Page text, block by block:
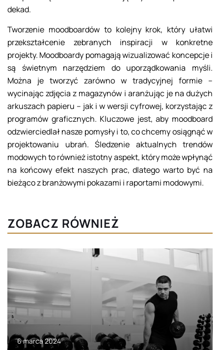
dekad.
Tworzenie moodboardów to kolejny krok, który ułatwi
przekształcenie zebranych inspiracji w konkretne
projekty. Moodboardy pomagają wizualizować koncepcje i
są świetnym narzędziem do uporządkowania myśli.
Można je tworzyć zarówno w tradycyjnej formie –
wycinając zdjęcia z magazynów i aranżując je na dużych
arkuszach papieru – jak i w wersji cyfrowej, korzystając z
programów graficznych. Kluczowe jest, aby moodboard
odzwierciedlał nasze pomysły i to, co chcemy osiągnąć w
projektowaniu ubrań. Śledzenie aktualnych trendów
modowych to również istotny aspekt, który może wpłynąć
na końcowy efekt naszych prac, dlatego warto być na
bieżąco z branżowymi pokazami i raportami modowymi.
ZOBACZ RÓWNIEŻ
6 marca 2024